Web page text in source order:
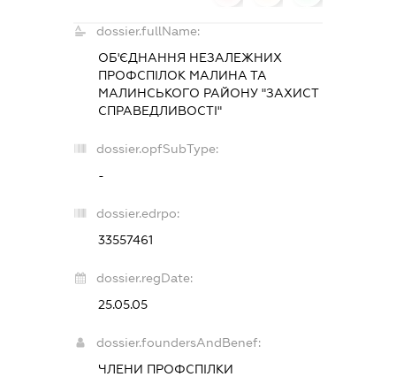
dossier.fullName:
ОБ'ЄДНАННЯ НЕЗАЛЕЖНИХ
ПРОФСПІЛОК МАЛИНА ТА
МАЛИНСЬКОГО РАЙОНУ "ЗАХИСТ
СПРАВЕДЛИВОСТІ"
dossier.opfSubType:
-
dossier.edrpo:
33557461
dossier.regDate:
25.05.05
dossier.foundersAndBenef:
ЧЛЕНИ ПРОФСПІЛКИ